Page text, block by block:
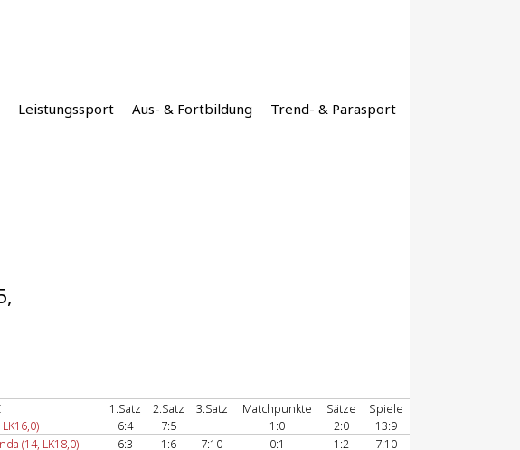
Leistungssport Aus- & Fortbildung Trend- & Parasport
1.Satz 2.Satz 3.Satz Matchpunkte Sätze
Spiele
6:4 7:5 1:0 2:0
13:9
(14, LK18,0) 6:3 1:6 7:10 0:1 1:2
7:10